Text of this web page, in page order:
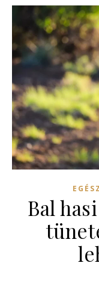
Bal